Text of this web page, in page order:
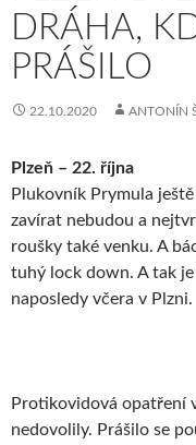
DRÁHA,
PRÁŠILO
22.10.2020 ANTONÍN
Plzeň – 22. října
Plukovník Prymula
zavírat nebudou a
roušky také venku. A
tuhý lock down. A tak je
naposledy včera v Plzni.
Protikovidová opatření
nedovolily. Prášilo se